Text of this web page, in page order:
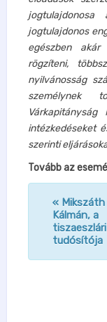
jogtulajdonos
egészben
rögzíteni,
nyilvánosság
személynek
intézkedéseket
szerinti
Tovább az
« Mikszáth
Kálmán, a
tudósítója